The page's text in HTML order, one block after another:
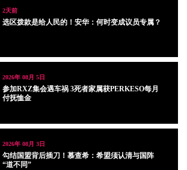
2天前
选区拨款是给人民的！安华：何时变成议员专属？
2026年 08月 5日
参加RXZ集会遇车祸 3死者家属获PERKESO每月
付抚恤金
2026年 08月 3日
勾结国盟背后插刀！慕查希：希盟须认清与国阵
“道不同”